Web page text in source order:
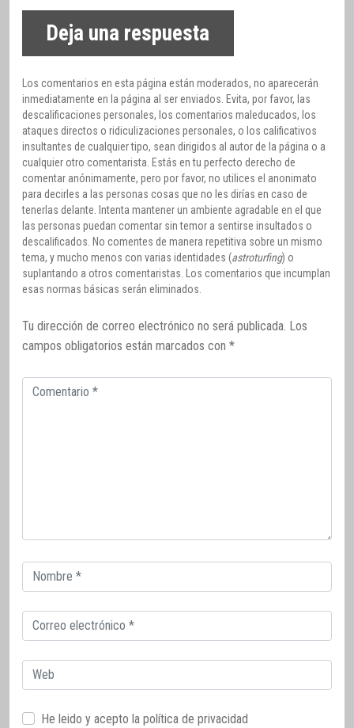
Deja una respuesta
Los comentarios en esta página están moderados, no aparecerán
inmediatamente en la página al ser enviados. Evita, por favor, las
descalificaciones personales, los comentarios maleducados, los
ataques directos o ridiculizaciones personales, o los calificativos
insultantes de cualquier tipo, sean dirigidos al autor de la página o a
cualquier otro comentarista. Estás en tu perfecto derecho de
comentar anónimamente, pero por favor, no utilices el anonimato
para decirles a las personas cosas que no les dirías en caso de
tenerlas delante. Intenta mantener un ambiente agradable en el que
las personas puedan comentar sin temor a sentirse insultados o
descalificados. No comentes de manera repetitiva sobre un mismo
tema, y mucho menos con varias identidades (astroturfing) o
suplantando a otros comentaristas. Los comentarios que incumplan
esas normas básicas serán eliminados.
Tu dirección de correo electrónico no será publicada. Los
campos obligatorios están marcados con *
Comentario
Correo
electrónico
Correo
electrónico
Web
He leido y acepto la política de privacidad